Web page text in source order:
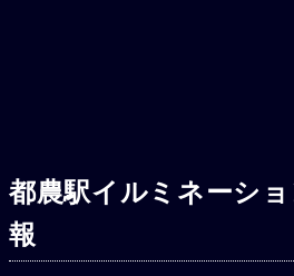
都農駅イルミネーシ
報